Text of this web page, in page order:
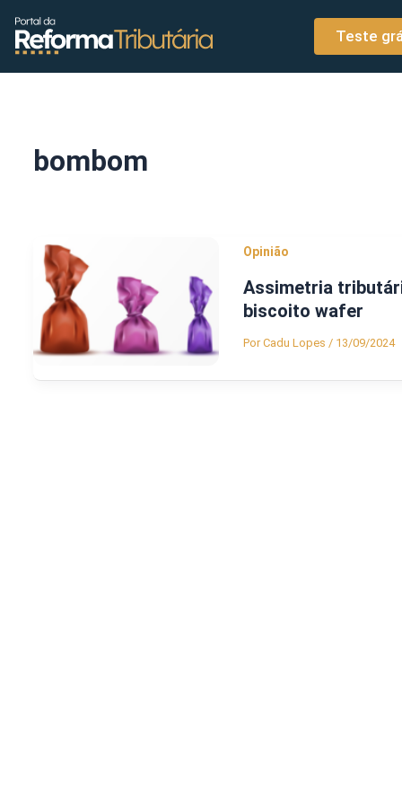
conteúdo
Teste
bombom
Opinião
Assimetria
biscoito wafer
PorCadu Lopes / 13/09/2024